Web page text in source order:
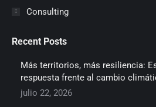
Consulting
Recent Posts
Más territorios, más resiliencia:
respuesta frente al cambio
julio 22, 2026